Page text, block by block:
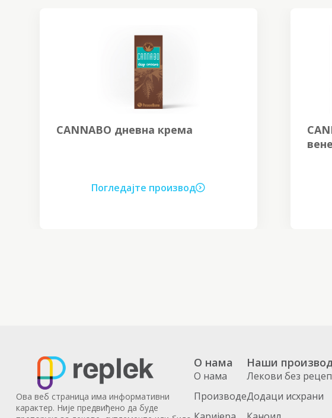
CANNABO дневна крема
Погледајте производ
Ова веб страница има информативни
карактер. Није предвиђено да буде
О нама
О нама
Производе
Наши
Лекови без
Додаци исхрани